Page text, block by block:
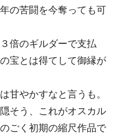
の苦闘を今奪っても可
倍のギルダーで支払
宝とは得てして御縁が
甘やかすなと言うも。
そう、これがオスカル
ごく初期の縮尺作品で